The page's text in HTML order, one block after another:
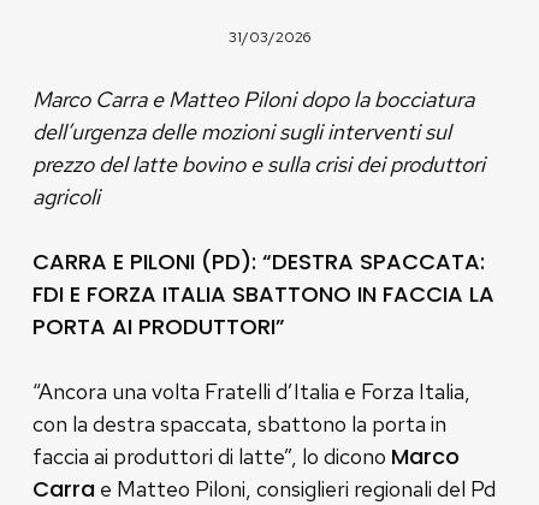
31/03/2026
Marco Carra e Matteo Piloni dopo la bocciatura
dell’urgenza delle mozioni sugli interventi sul
prezzo del latte bovino e sulla crisi dei produttori
agricoli
CARRA E PILONI (PD): “DESTRA SPACCATA:
FDI E FORZA ITALIA SBATTONO IN FACCIA LA
PORTA AI PRODUTTORI”
“Ancora una volta Fratelli d’Italia e Forza Italia,
con la destra spaccata, sbattono la porta in
faccia ai produttori di latte”, lo dicono Marco
Carrae Matteo Piloni, consiglieri regionali del Pd